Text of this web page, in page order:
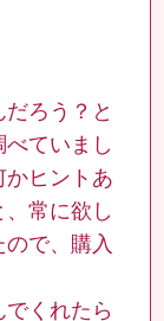
ろう？と
ていまし
かヒントあ
常に欲し
で、購入
くれたら